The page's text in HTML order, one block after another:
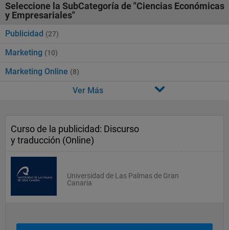
Seleccione la SubCategoría de "Ciencias Económicas
y Empresariales"
Publicidad (27)
Marketing (10)
Marketing Online (8)
Ver Más
Curso de la publicidad: Discurso
y traducción (Online)
Universidad de Las Palmas de Gran
Canaria